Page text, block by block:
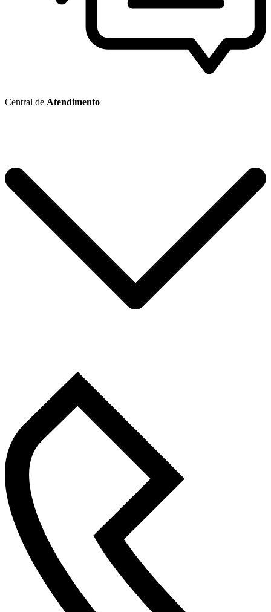
Central de Atendimento